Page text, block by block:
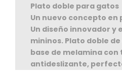
Ver
Plato doble para gatos
Un nuevo concepto en
Un diseño innovador y
mininos. Plato doble
base de melamina con
antideslizante,